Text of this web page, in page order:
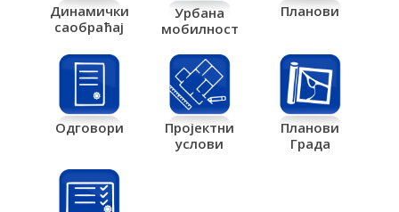
Динамички
саобраћај
Урбана
мобилност
Планови
Одговори
Пројектни
услови
Планови
Града